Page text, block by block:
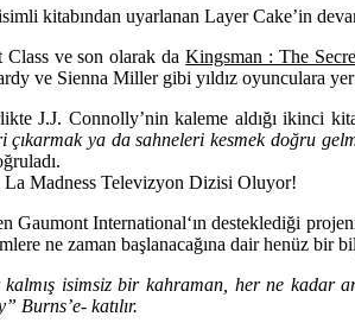
kitabından uyarlanan Layer Cake’in
Classve son olarak daKingsman : The
ve Sienna Millergibi yıldız oyunculara
J.J. Connolly’nin kaleme aldığı ikinci
çıkarmak ya da sahneleri kesmek doğru
La Madness Televizyon Dizisi Oluyor!
Gaumont International‘ın desteklediği
ne zaman başlanacağına dair henüz
isimsiz bir kahraman, her ne kadar
Burns’e- katılır.